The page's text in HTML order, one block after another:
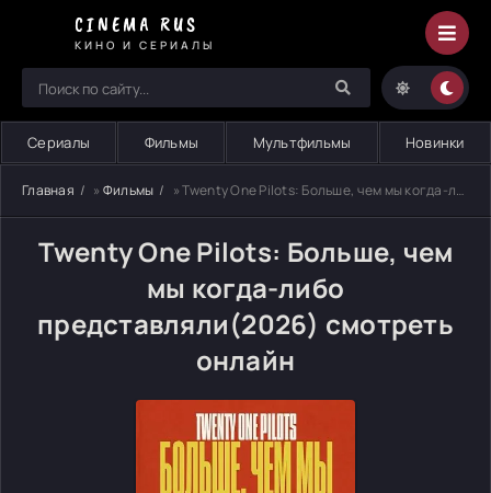
CINEMA RUS
КИНО И СЕРИАЛЫ
Сериалы Фильмы Мультфильмы Новинки
Главная » Фильмы » Twenty One Pilots: Больше, чем мы когда-либо представляли
Twenty One Pilots: Больше, чем
мы когда-либо
представляли(2026) смотреть
онлайн